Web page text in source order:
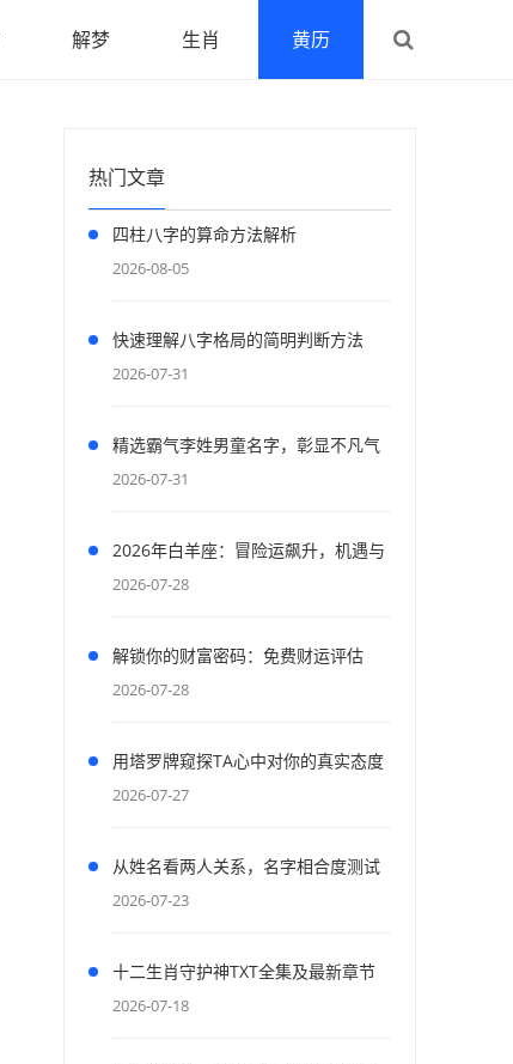
解梦 生肖 黄历
热门文章
四柱八字的算命方法解析
2026-08-05
快速理解八字格局的简明判断方法
2026-07-31
精选霸气李姓男童名字，彰显不凡气
度
2026-07-31
2026年白羊座：冒险运飙升，机遇与
财富齐飞
2026-07-28
解锁你的财富密码：免费财运评估
2026-07-28
用塔罗牌窥探TA心中对你的真实态度
与情感
2026-07-27
从姓名看两人关系，名字相合度测试
2026-07-23
十二生肖守护神TXT全集及最新章节
资源获取
2026-07-18